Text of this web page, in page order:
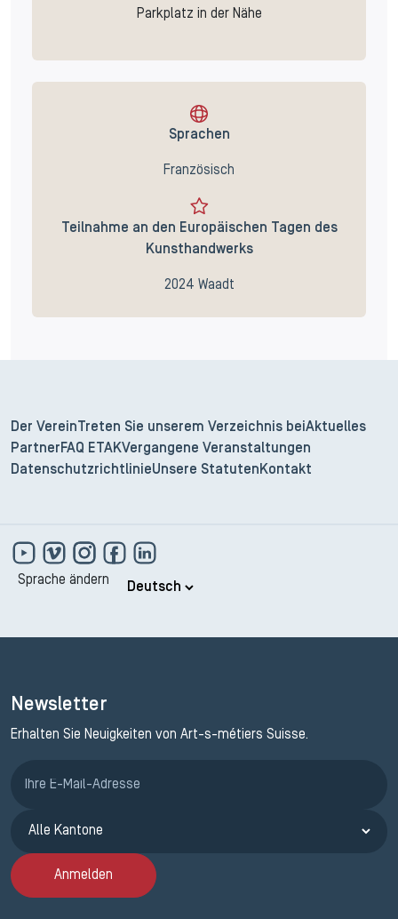
Parkplatz in der Nähe
Sprachen
Französisch
Teilnahme an den Europäischen Tagen des
Kunsthandwerks
2024 Waadt
Der Verein Treten Sie unserem Verzeichnis beiAktuelles
Partner FAQ ETAKVergangene Veranstaltungen
DatenschutzrichtlinieUnsere Statuten Kontakt
Sprache ändern
Newsletter
Erhalten Sie Neuigkeiten von Art-s-métiers Suisse.
Anmelden